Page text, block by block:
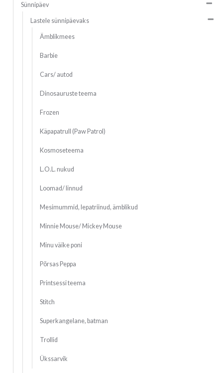
Sünnipäev
Lastele sünnipäevaks
Ämblikmees
Barbie
Cars/ autod
Dinosauruste teema
Frozen
Käpapatrull (Paw Patrol)
Kosmoseteema
L.O.L. nukud
Loomad/ linnud
Mesimummid, lepatriinud, ämblikud
Minnie Mouse/ Mickey Mouse
Minu väike poni
Põrsas Peppa
Printsessi teema
Stitch
Superkangelane, batman
Trollid
Ükssarvik